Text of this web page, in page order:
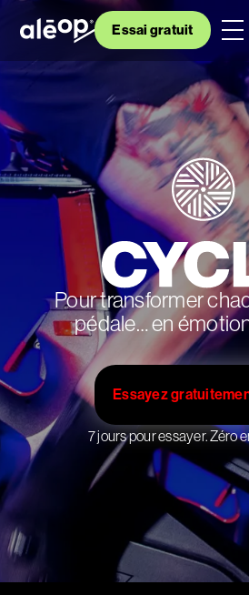
Essai gratuit
Pour transformer
pédale… en
Essayez
7 jours pour essayer. Zéro